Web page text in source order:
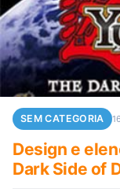
SEM CATEGORIA
Design e
Dark Side of